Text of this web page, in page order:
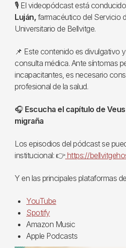
🎙️ El videopódcast está
Luján, farmacéutico del Servicio
Universitario de Bellvitge.
📌 Este contenido es divulgativo
consulta médica. Ante síntomas
incapacitantes, es necesario
profesional de la salud.
🎧 Escucha el capítulo de
migraña
Los episodios del pódcast se
institucional: 👉 https://
Y en las principales plataformas
YouTube
Spotify
Amazon Music
Apple Podcasts